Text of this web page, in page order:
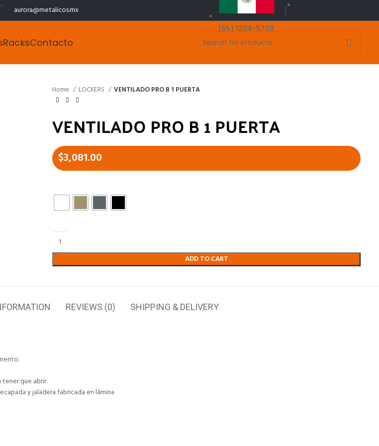
aurora@metalicos.mx
(55) 1204-5700
RacksContacto
Home LOCKERS VENTILADO PRO B 1 PUERTA
VENTILADO PRO B 1 PUERTA
$3,081.00
ADD TO CART
REVIEWS (0) SHIPPING & DELIVERY
que abrir.
y jaladera fabricada en lámina